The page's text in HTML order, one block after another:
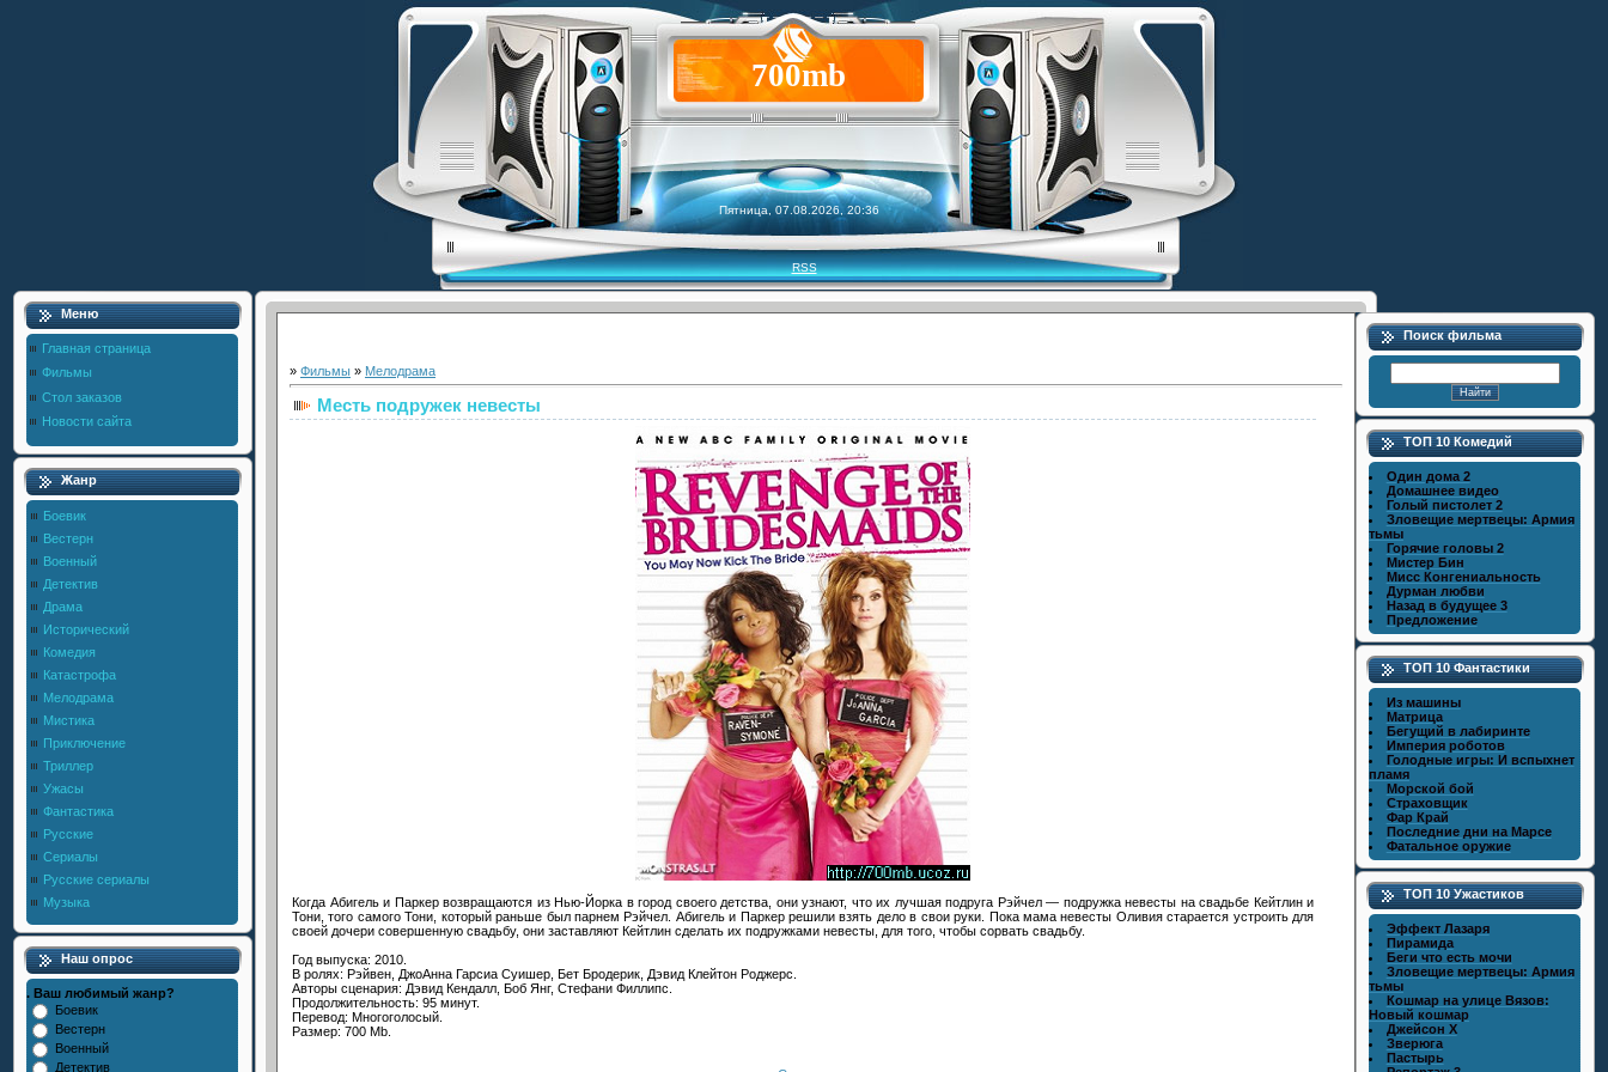
700mb
Пятница, 07.08.2026, 20:36
RSS
Меню
Главная страница
Фильмы
Стол заказов
Новости сайта
Жанр
Боевик
Вестерн
Военный
Детектив
Драма
Исторический
Комедия
Катастрофа
Мелодрама
Мистика
Приключение
Триллер
Ужасы
Фантастика
Русские
Сериалы
Русские сериалы
Музыка
Наш опрос
. Ваш любимый жанр?
Боевик
Вестерн
Военный
Детектив
» Фильмы » Мелодрама
Месть подружек невесты
Когда Абигель и Паркер возвращаются из Нью-Йорка в город своего детства, они узнают, что их лучшая подруга Рэйчел — подружка невесты на свадьбе Кейтлин и
Тони, того самого Тони, который раньше был парнем Рэйчел. Абигель и Паркер решили взять дело в свои руки. Пока мама невесты Оливия старается устроить для
своей дочери совершенную свадьбу, они заставляют Кейтлин сделать их подружками невесты, для того, чтобы сорвать свадьбу.
Год выпуска: 2010.
В ролях: Рэйвен, ДжоАнна Гарсиа Суишер, Бет Бродерик, Дэвид Клейтон Роджерс.
Авторы сценария: Дэвид Кендалл, Боб Янг, Стефани Филлипс.
Продолжительность: 95 минут.
Перевод: Многоголосый.
Размер: 700 Mb.
Поиск фильма
ТОП 10 Комедий
Один дома 2
Домашнее видео
Голый пистолет 2
Зловещие мертвецы: Армия
тьмы
Горячие головы 2
Мистер Бин
Мисс Конгениальность
Дурман любви
Назад в будущее 3
Предложение
ТОП 10 Фантастики
Из машины
Матрица
Бегущий в лабиринте
Империя роботов
Голодные игры: И вспыхнет
пламя
Морской бой
Страховщик
Фар Край
Последние дни на Марсе
Фатальное оружие
ТОП 10 Ужастиков
Эффект Лазаря
Пирамида
Беги что есть мочи
Зловещие мертвецы: Армия
тьмы
Кошмар на улице Вязов:
Новый кошмар
Джейсон X
Зверюга
Пастырь